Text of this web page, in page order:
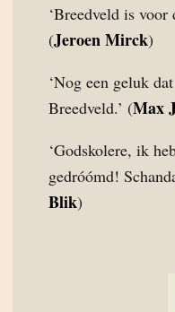
‘Breedveld is voor
(Jeroen Mirck)
‘Nog een geluk
Breedveld.’ (Max
‘Godskolere, ik
gedróómd!
Blik)